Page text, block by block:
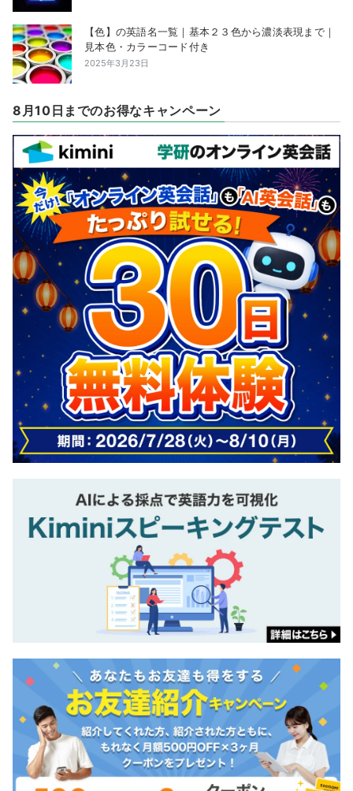
【色】の英語名一覧｜基本２３色から濃淡表現まで｜
見本色・カラーコード付き
2025年3月23日
8月10日までのお得なキャンペーン